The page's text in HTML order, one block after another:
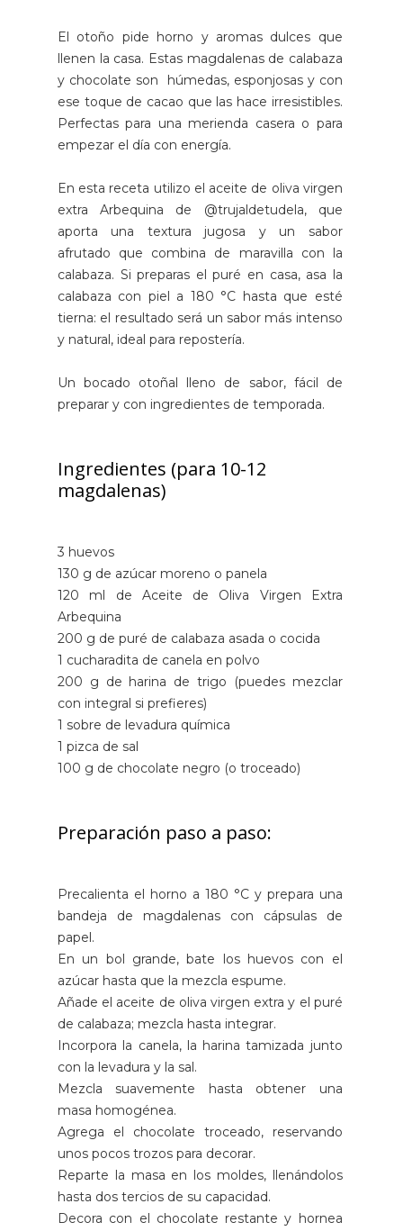
El otoño pide horno y aromas dulces que
llenen la casa. Estas magdalenas de calabaza
y chocolate son húmedas, esponjosas y con
ese toque de cacao que las hace irresistibles.
Perfectas para una merienda casera o para
empezar el día con energía.
En esta receta utilizo el aceite de oliva virgen
extra Arbequina de @trujaldetudela, que
aporta una textura jugosa y un sabor
afrutado que combina de maravilla con la
calabaza. Si preparas el puré en casa, asa la
calabaza con piel a 180 °C hasta que esté
tierna: el resultado será un sabor más intenso
y natural, ideal para repostería.
Un bocado otoñal lleno de sabor, fácil de
preparar y con ingredientes de temporada.
Ingredientes (para 10-12
magdalenas)
3 huevos
130 g de azúcar moreno o panela
120 ml de Aceite de Oliva Virgen Extra
Arbequina
200 g de puré de calabaza asada o cocida
1 cucharadita de canela en polvo
200 g de harina de trigo (puedes mezclar
con integral si prefieres)
1 sobre de levadura química
1 pizca de sal
100 g de chocolate negro (o troceado)
Preparación paso a paso:
Precalienta el horno a 180 °C y prepara una
bandeja de magdalenas con cápsulas de
papel.
En un bol grande, bate los huevos con el
azúcar hasta que la mezcla espume.
Añade el aceite de oliva virgen extra y el puré
de calabaza; mezcla hasta integrar.
Incorpora la canela, la harina tamizada junto
con la levadura y la sal.
Mezcla suavemente hasta obtener una
masa homogénea.
Agrega el chocolate troceado, reservando
unos pocos trozos para decorar.
Reparte la masa en los moldes, llenándolos
hasta dos tercios de su capacidad.
Decora con el chocolate restante y hornea